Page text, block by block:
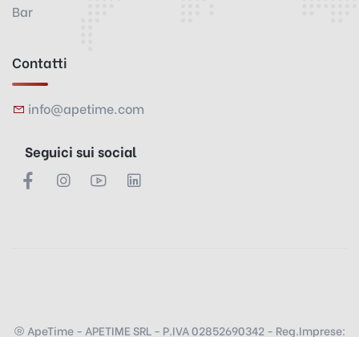
Bar
Contatti
info@apetime.com
Seguici sui social
ApeTime - APETIME SRL - P.IVA 02852690342 - Reg.Imprese: